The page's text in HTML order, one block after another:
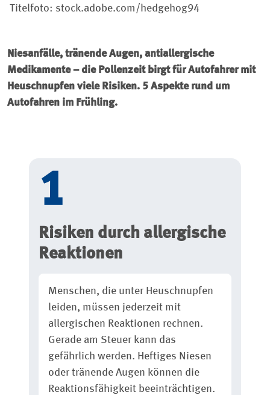
Titelfoto: stock.adobe.com/hedgehog94
Niesanfälle, tränende Augen, antiallergische
Medikamente – die Pollenzeit birgt für Autofahrer mit
Heuschnupfen viele Risiken. 5 Aspekte rund um
Autofahren im Frühling.
Risiken durch allergische
Reaktionen
Menschen, die unter Heuschnupfen
leiden, müssen jederzeit mit
allergischen Reaktionen rechnen.
Gerade am Steuer kann das
gefährlich werden. Heftiges Niesen
oder tränende Augen können die
Reaktionsfähigkeit beeinträchtigen.